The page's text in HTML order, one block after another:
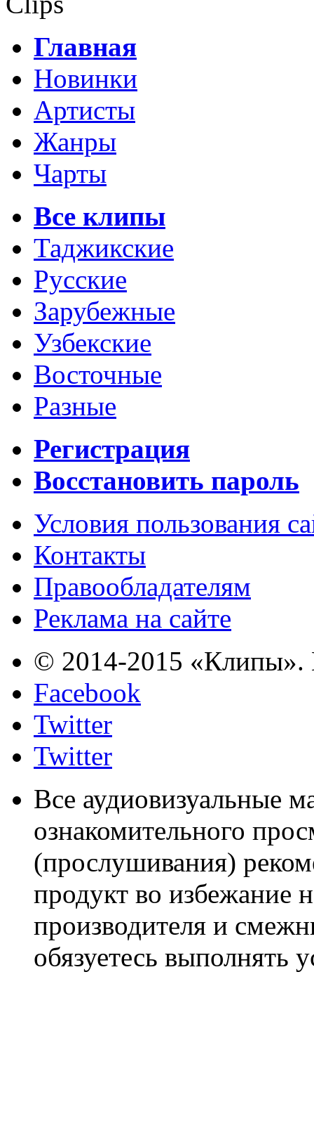
Главная
Новинки
Артисты
Жанры
Чарты
Все клипы
Таджикские
Русские
Зарубежные
Узбекские
Восточные
Разные
Регистрация
Восстановить пароль
Условия пользования
Контакты
Правообладателям
Реклама на сайте
© 2014-2015 «Клипы».
Facebook
Twitter
Twitter
Все аудиовизуальные
ознакомительного
(прослушивания)
продукт во избежание
производителя и
обязуетесь выполнять